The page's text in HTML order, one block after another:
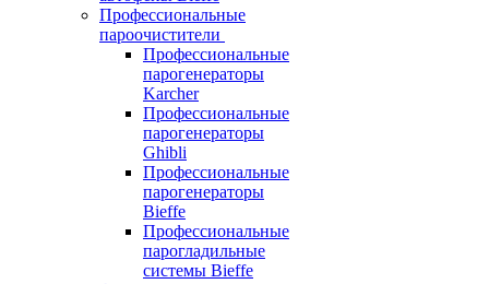
Профессиональные
пароочистители
Профессиональные
парогенераторы
Karcher
Профессиональные
парогенераторы
Ghibli
Профессиональные
парогенераторы
Bieffe
Профессиональные
парогладильные
системы Bieffe